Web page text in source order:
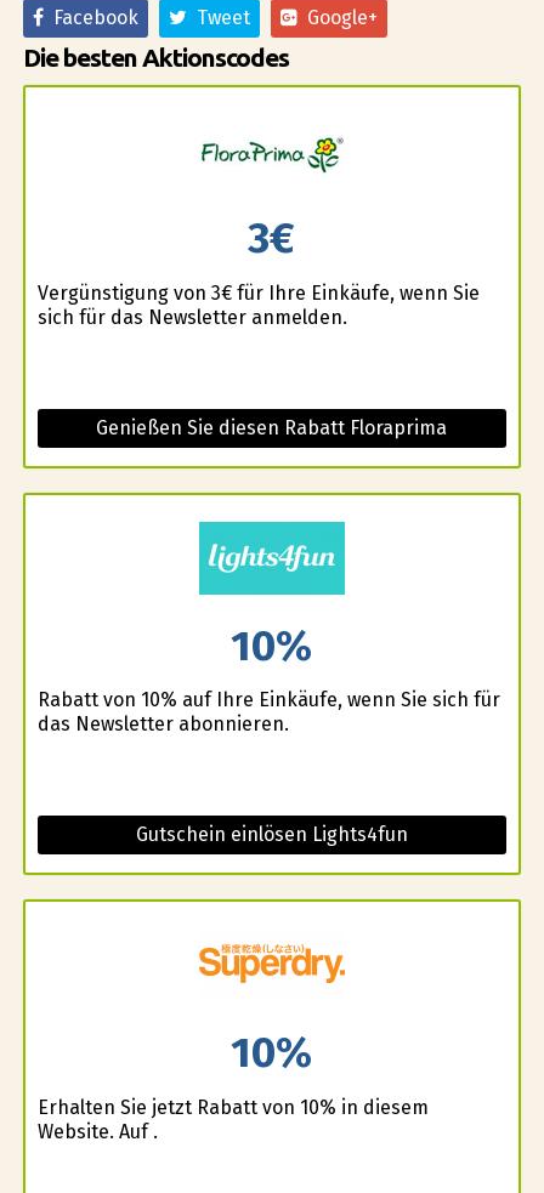
Facebook
Tweet Google+
Die besten Aktionscodes
3€
Vergünstigung von 3€ für Ihre Einkäufe, wenn Sie
sich für das Newsletter anmelden.
Genießen Sie diesen Rabatt Floraprima
10%
Rabatt von 10% auf Ihre Einkäufe, wenn Sie sich für
das Newsletter abonnieren.
Gutschein einlösen Lights4fun
10%
Erhalten Sie jetzt Rabatt von 10% in diesem
Website. Auf .